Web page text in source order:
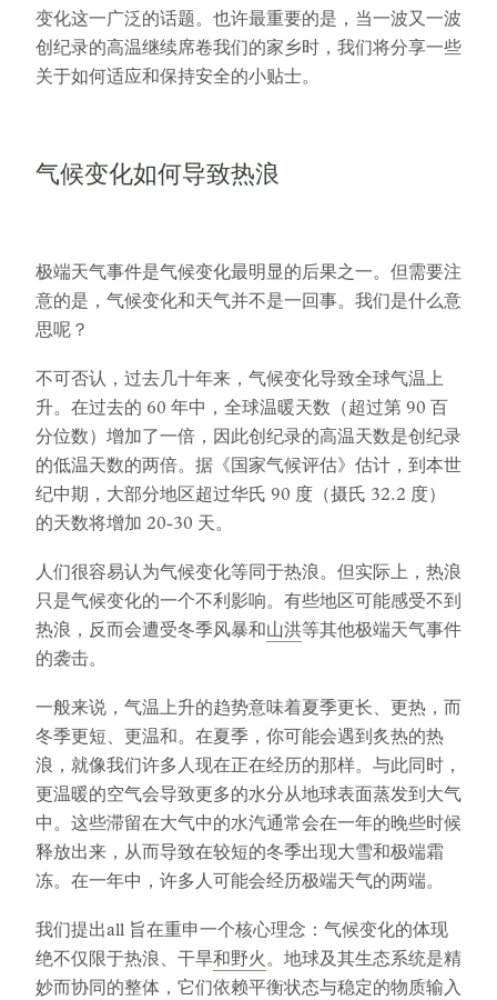
变化这一广泛的话题。也许最重要的是，当一波又一波
创纪录的高温继续席卷我们的家乡时，我们将分享一些
关于如何适应和保持安全的小贴士。
气候变化如何导致热浪
极端天气事件是气候变化最明显的后果之一。但需要注
意的是，气候变化和天气并不是一回事。我们是什么意
思呢？
不可否认，过去几十年来，气候变化导致全球气温上
升。在过去的 60 年中，全球温暖天数（超过第 90 百
分位数）增加了一倍，因此创纪录的高温天数是创纪录
的低温天数的两倍。据《国家气候评估》估计，到本世
纪中期，大部分地区超过华氏 90 度（摄氏 32.2 度）
的天数将增加 20-30 天。
人们很容易认为气候变化等同于热浪。但实际上，热浪
只是气候变化的一个不利影响。有些地区可能感受不到
热浪，反而会遭受冬季风暴和山洪等其他极端天气事件
的袭击。
一般来说，气温上升的趋势意味着夏季更长、更热，而
冬季更短、更温和。在夏季，你可能会遇到炙热的热
浪，就像我们许多人现在正在经历的那样。与此同时，
更温暖的空气会导致更多的水分从地球表面蒸发到大气
中。这些滞留在大气中的水汽通常会在一年的晚些时候
释放出来，从而导致在较短的冬季出现大雪和极端霜
冻。在一年中，许多人可能会经历极端天气的两端。
我们提出all 旨在重申一个核心理念：气候变化的体现
绝不仅限于热浪、干旱和野火。地球及其生态系统是精
妙而协同的整体，它们依赖平衡状态与稳定的物质输入